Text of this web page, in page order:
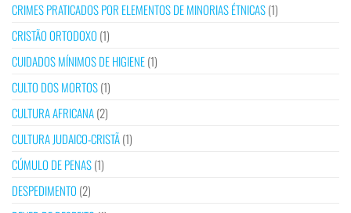
CRIMES PRATICADOS POR ELEMENTOS DE MINORIAS ÉTNICAS(1)
CRISTÃO ORTODOXO (1)
CUIDADOS MÍNIMOS DE HIGIENE(1)
CULTO DOS MORTOS(1)
CULTURA AFRICANA(2)
CULTURA JUDAICO-CRISTÃ(1)
CÚMULO DE PENAS(1)
DESPEDIMENTO (2)